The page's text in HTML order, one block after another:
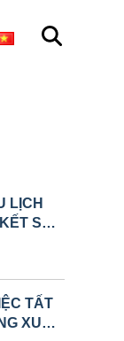
LỊCH
SỨC
TẤT
XUÂN